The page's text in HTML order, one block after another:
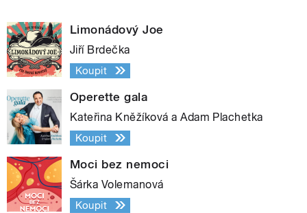
Limonádový Joe
Jiří Brdečka
Koupit
Operette gala
Kateřina Kněžíková a Adam Plachetka
Koupit
Moci bez nemoci
Šárka Volemanová
Koupit